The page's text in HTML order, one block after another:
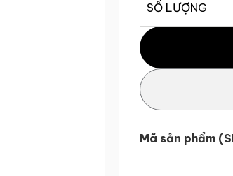
SỐ LƯỢNG
Áo polo ngắn
Mã sản phẩm